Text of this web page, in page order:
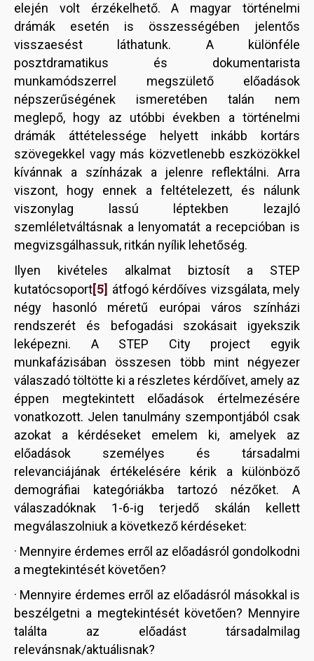
elején volt érzékelhető. A magyar történelmi
drámák esetén is összességében jelentős
visszaesést láthatunk. A különféle
posztdramatikus és dokumentarista
munkamódszerrel megszülető előadások
népszerűségének ismeretében talán nem
meglepő, hogy az utóbbi években a történelmi
drámák áttételessége helyett inkább kortárs
szövegekkel vagy más közvetlenebb eszközökkel
kívánnak a színházak a jelenre reflektálni. Arra
viszont, hogy ennek a feltételezett, és nálunk
viszonylag lassú léptekben lezajló
szemléletváltásnak a lenyomatát a recepcióban is
megvizsgálhassuk, ritkán nyílik lehetőség.
Ilyen kivételes alkalmat biztosít a STEP
kutatócsoport[5] átfogó kérdőíves vizsgálata, mely
négy hasonló méretű európai város színházi
rendszerét és befogadási szokásait igyekszik
leképezni. A STEP City project egyik
munkafázisában összesen több mint négyezer
válaszadó töltötte ki a részletes kérdőívet, amely az
éppen megtekintett előadások értelmezésére
vonatkozott. Jelen tanulmány szempontjából csak
azokat a kérdéseket emelem ki, amelyek az
előadások személyes és társadalmi
relevanciájának értékelésére kérik a különböző
demográfiai kategóriákba tartozó nézőket. A
válaszadóknak 1-6-ig terjedő skálán kellett
megválaszolniuk a következő kérdéseket:
· Mennyire érdemes erről az előadásról gondolkodni
a megtekintését követően?
· Mennyire érdemes erről az előadásról másokkal is
beszélgetni a megtekintését követően? Mennyire
találta az előadást társadalmilag
relevánsnak/aktuálisnak?